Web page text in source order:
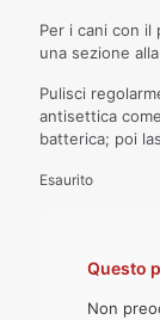
Per i cani con il
una sezione
Pulisci
antisettica
batterica; poi
Esaurito
Questo
Non